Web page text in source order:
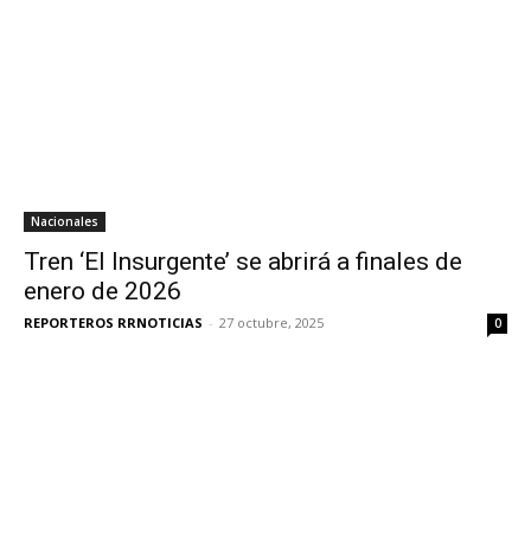
Nacionales
Tren ‘El Insurgente’ se abrirá a finales de
enero de 2026
REPORTEROS RRNOTICIAS - 27 octubre, 2025 0